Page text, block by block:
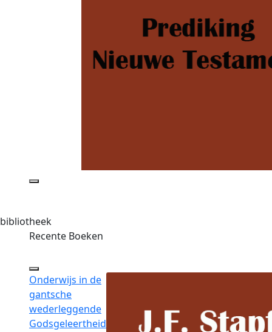
bibliotheek
Recente Boeken
Onderwijs in de
gantsche
wederleggende
Godsgeleertheid